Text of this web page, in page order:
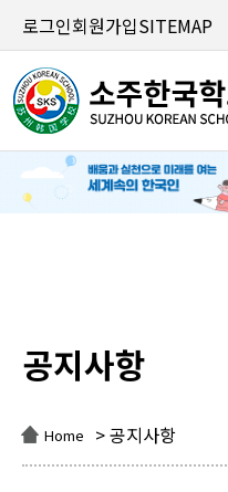
로그인회원가입SITEMAP
공지사항
Home > 공지사항